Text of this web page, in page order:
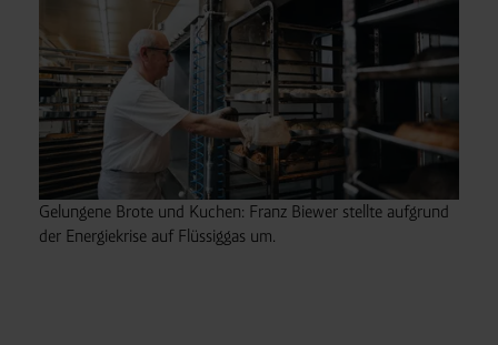
Gelungene Brote und Kuchen: Franz Biewer stellte aufgrund
der Energiekrise auf Flüssiggas um.